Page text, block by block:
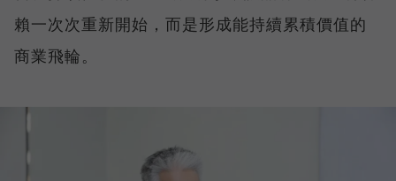
賴一次次重新開始，而是形成能持續累積價值的
商業飛輪。